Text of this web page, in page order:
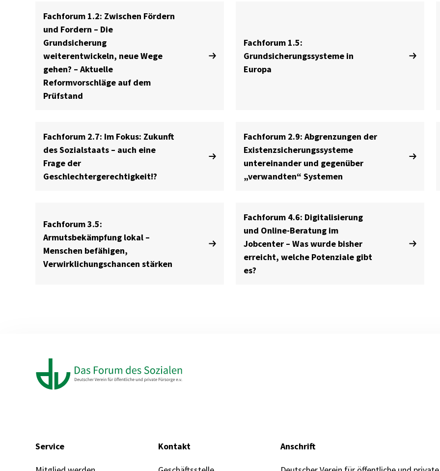
Fachforum 1.2: Zwischen Fördern
und Fordern – Die
Grundsicherung
weiterentwickeln, neue Wege
gehen? – Aktuelle
Reformvorschläge auf dem
Prüfstand
Fachforum 1.5:
Grundsicherungssysteme in
Europa
Fachforum 2.7: Im Fokus: Zukunft
des Sozialstaats – auch eine
Frage der
Geschlechtergerechtigkeit!?
Fachforum 2.9: Abgrenzungen der
Existenzsicherungssysteme
untereinander und gegenüber
„verwandten“ Systemen
Fachforum 3.5:
Armutsbekämpfung lokal –
Menschen befähigen,
Verwirklichungschancen stärken
Fachforum 4.6: Digitalisierung
und Online-Beratung im
Jobcenter – Was wurde bisher
erreicht, welche Potenziale gibt
es?
Service Kontakt Anschrift